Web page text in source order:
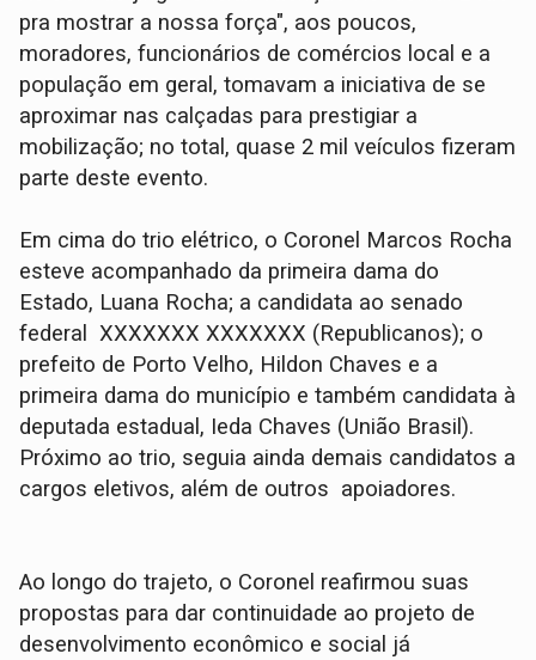
pra mostrar a nossa força", aos poucos,
moradores, funcionários de comércios local e a
população em geral, tomavam a iniciativa de se
aproximar nas calçadas para prestigiar a
mobilização; no total, quase 2 mil veículos fizeram
parte deste evento.
Em cima do trio elétrico, o Coronel Marcos Rocha
esteve acompanhado da primeira dama do
Estado, Luana Rocha; a candidata ao senado
federal XXXXXXX XXXXXXX (Republicanos); o
prefeito de Porto Velho, Hildon Chaves e a
primeira dama do município e também candidata à
deputada estadual, Ieda Chaves (União Brasil).
Próximo ao trio, seguia ainda demais candidatos a
cargos eletivos, além de outros apoiadores.
Ao longo do trajeto, o Coronel reafirmou suas
propostas para dar continuidade ao projeto de
desenvolvimento econômico e social já